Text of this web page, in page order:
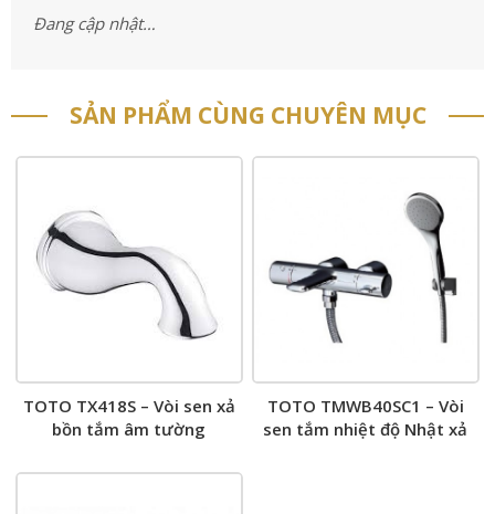
Đang cập nhật…
SẢN PHẨM CÙNG CHUYÊN MỤC
TOTO TX418S – Vòi sen xả
bồn tắm âm tường
TOTO TMWB40SC1 – Vòi
sen tắm nhiệt độ Nhật xả